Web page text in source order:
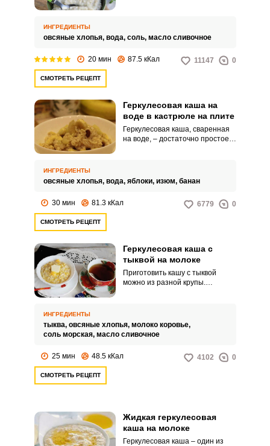
основную работу по
приготовлению геркулесовой
ИНГРЕДИЕНТЫ
овсяные хлопья, вода, соль, масло сливочное
20 мин 87.5 кКал 11147 0
СМОТРЕТЬ РЕЦЕПТ
Геркулесовая каша на
воде в кастрюле на плите
Геркулесовая каша, сваренная
на воде, – достаточно простое и
добавками из фруктов или
овощей.
ИНГРЕДИЕНТЫ
овсяные хлопья, вода, яблоки, изюм, банан
30 мин 81.3 кКал 6779 0
СМОТРЕТЬ РЕЦЕПТ
Геркулесовая каша с
тыквой на молоке
Приготовить кашу с тыквой
можно из разной крупы.
ИНГРЕДИЕНТЫ
тыква, овсяные хлопья, молоко коровье,
соль морская, масло сливочное
25 мин 48.5 кКал 4102 0
СМОТРЕТЬ РЕЦЕПТ
Жидкая геркулесовая
каша на молоке
Геркулесовая каша – один из